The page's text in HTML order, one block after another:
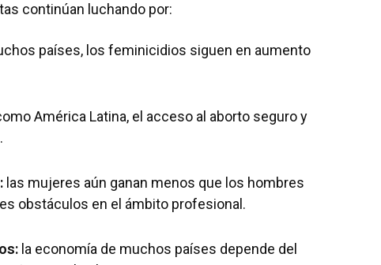
continúan luchando por:
países, los feminicidios siguen en aumento
América Latina, el acceso al aborto seguro y
las mujeres aún ganan menos que los hombres
obstáculos en el ámbito profesional.
la economía de muchos países depende del